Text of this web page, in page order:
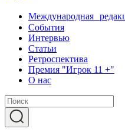
Международная
События
Интервью
Статьи
Ретроспектива
Премия "Игрок 11 +"
О нас